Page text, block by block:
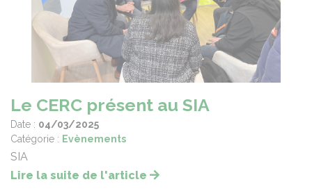
Le CERC présent au SIA
Date : 04/03/2025
Catégorie : Evènements
SIA
Lire la suite de l'article